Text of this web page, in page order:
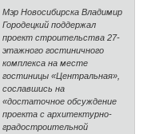
Мэр Новосибирска Владимир
Городецкий поддержал
проект строительства 27-
этажного гостиничного
комплекса на месте
гостиницы «Центральная»,
сославшись на
«достаточное обсуждение
проекта с архитектурно-
градостроительной